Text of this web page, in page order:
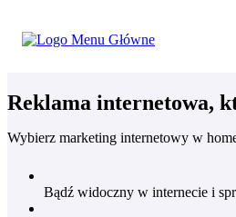
Reklama internetowa,
Wybierz marketing internetowy w
Bądź widoczny w internecie i